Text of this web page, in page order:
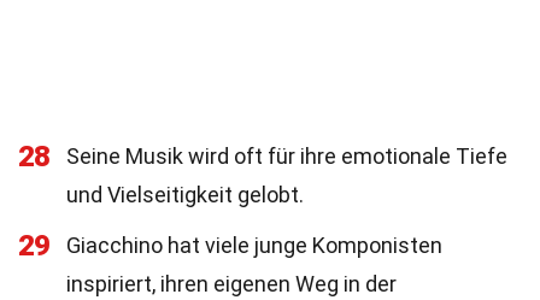
28
Seine Musik wird oft für ihre emotionale Tiefe
und Vielseitigkeit gelobt.
29
Giacchino hat viele junge Komponisten
inspiriert, ihren eigenen Weg in der